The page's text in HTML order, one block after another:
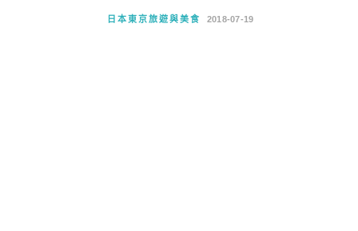
日本東京旅遊與美食 2018-07-19